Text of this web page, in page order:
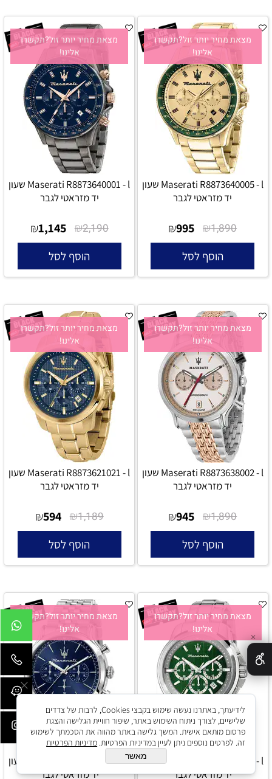
מצאת מחיר יותר זול?תקשרו
אלינו!
Maserati R8873640005 - l שעון
יד מזראטי לגבר
₪1,890
₪995
הוסף לסל
מצאת מחיר יותר זול?תקשרו
אלינו!
Maserati R8873640001 - l שעון
יד מזראטי לגבר
₪2,190
₪1,145
הוסף לסל
מצאת מחיר יותר זול?תקשרו
אלינו!
Maserati R8873638002 - l שעון
יד מזראטי לגבר
₪1,890
₪945
הוסף לסל
מצאת מחיר יותר זול?תקשרו
אלינו!
Maserati R8873621021 - l שעון
יד מזראטי לגבר
₪1,189
₪594
הוסף לסל
מצאת מחיר יותר זול?תקשרו
אלינו!
Maserati R8873621017 - l שעון
יד מזראטי לגבר
מצאת מחיר יותר זול?תקשרו
אלינו!
Maserati R8873618024 - l שעון
יד מזראטי לגבר
✕
לידיעתך, באתרנו נעשה שימוש בקבצי Cookies, לרבות של צדדים
שלישיים, לצורך ניתוח השימוש באתר, שיפור חוויית הגלישה והצגת
פרסום מותאם אישית. המשך גלישה באתר מהווה את הסכמתך לשימוש
זה. לפרטים נוספים ניתן לעיין במדיניות הפרטיות. מדיניות הפרטיות
מאשר